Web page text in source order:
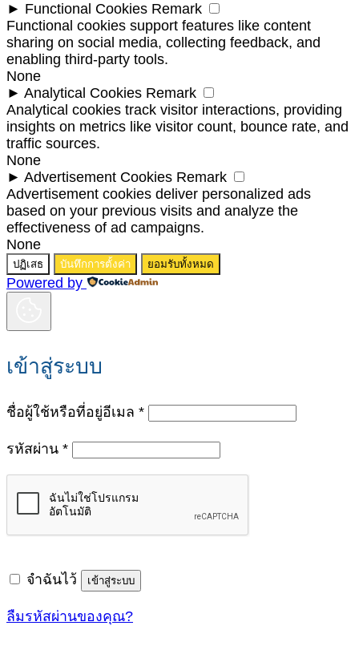
► Functional Cookies Remark
Functional cookies support features like content
sharing on social media, collecting feedback, and
enabling third-party tools.
None
► Analytical Cookies Remark
Analytical cookies track visitor interactions, providing
insights on metrics like visitor count, bounce rate, and
traffic sources.
None
► Advertisement Cookies Remark
Advertisement cookies deliver personalized ads
based on your previous visits and analyze the
effectiveness of ad campaigns.
None
ปฏิเสธ บันทึกการตั้งค่า ยอมรับทั้งหมด
Powered by
เข้าสู่ระบบ
ชื่อผู้ใช้หรือที่อยู่อีเมล *ต้องการ
รหัสผ่าน *ต้องการ
จำฉันไว้ เข้าสู่ระบบ
ลืมรหัสผ่านของคุณ?